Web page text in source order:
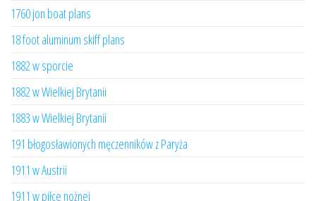
1760 jon boat plans
18 foot aluminum skiff plans
1882 w sporcie
1882 w Wielkiej Brytanii
1883 w Wielkiej Brytanii
191 błogosławionych męczenników z Paryża
1911 w Austrii
1911 w piłce nożnej